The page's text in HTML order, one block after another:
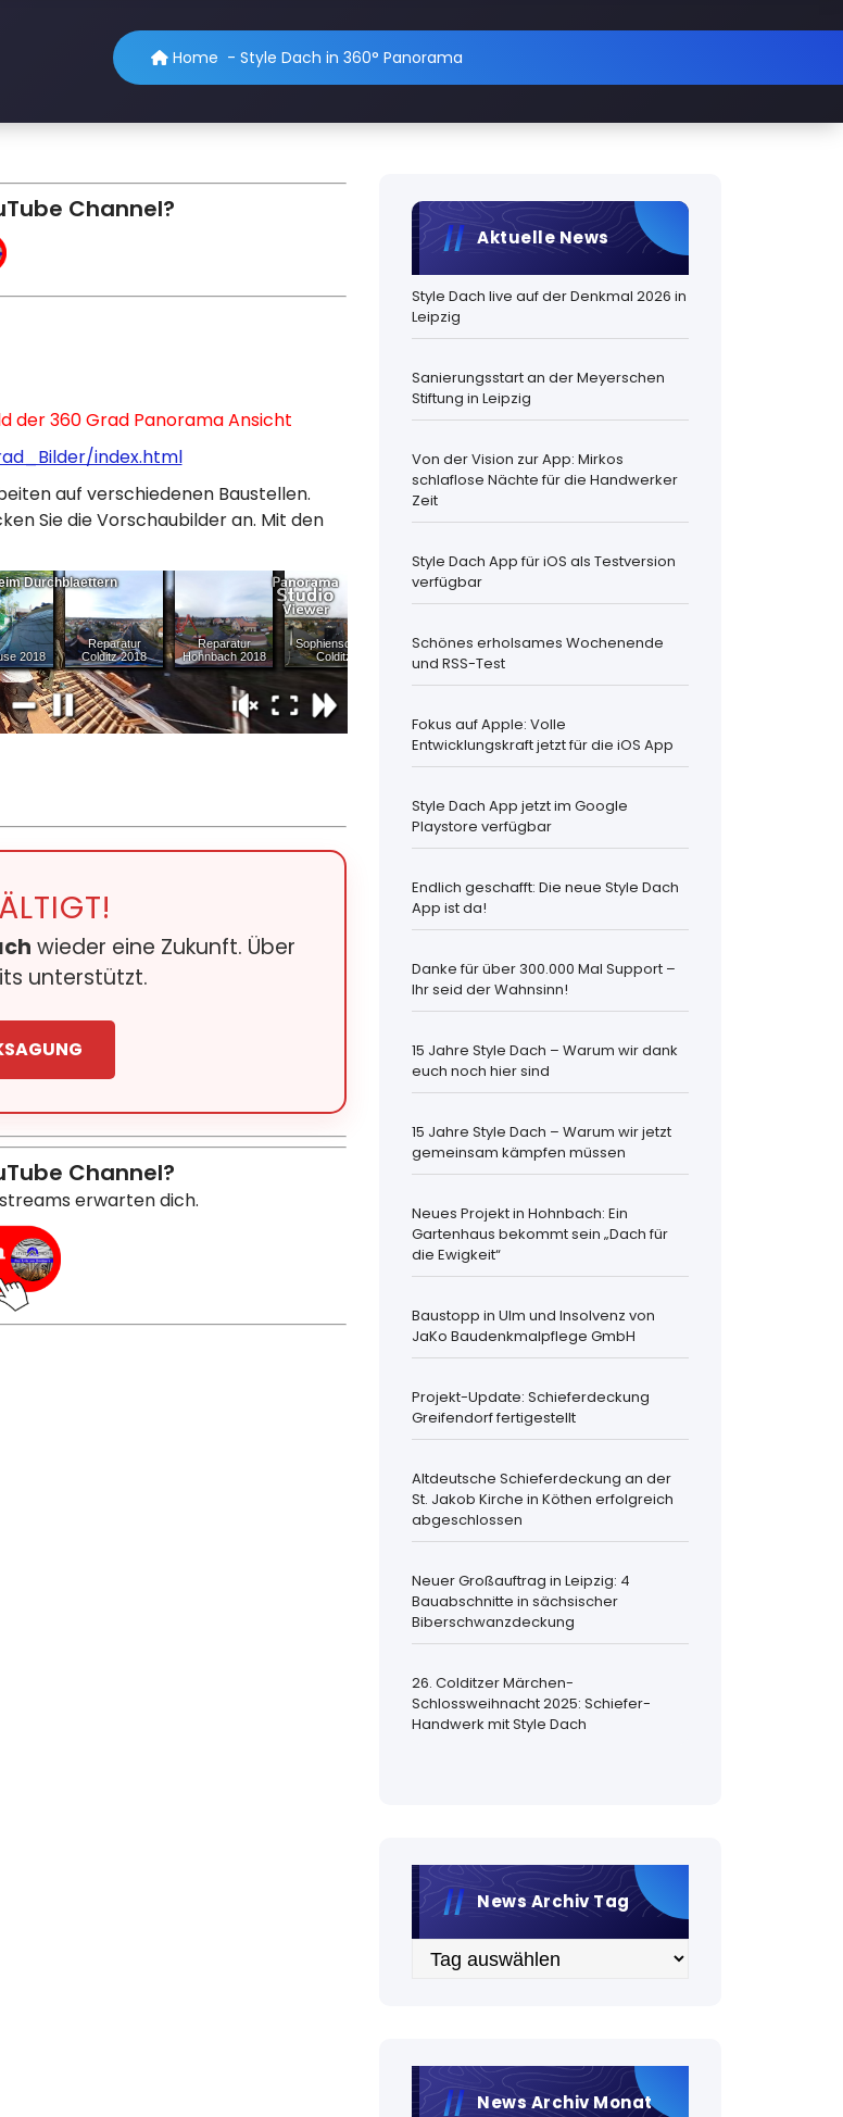
Home - Style Dach in 360° Panorama
Channel?
der 360 Grad Panorama Ansicht
index.html
auf verschiedenen Baustellen.
Sie die Vorschaubilder an. Mit den
wieder eine Zukunft. Über
unterstützt.
Channel?
erwarten dich.
Aktuelle News
Style Dach live auf der Denkmal 2026 in
Leipzig
Sanierungsstart an der Meyerschen
Stiftung in Leipzig
Von der Vision zur App: Mirkos
schlaflose Nächte für die Handwerker
Zeit
Style Dach App für iOS als Testversion
verfügbar
Schönes erholsames Wochenende
und RSS-Test
Fokus auf Apple: Volle
Entwicklungskraft jetzt für die iOS App
Style Dach App jetzt im Google
Playstore verfügbar
Endlich geschafft: Die neue Style Dach
App ist da!
Danke für über 300.000 Mal Support –
Ihr seid der Wahnsinn!
15 Jahre Style Dach – Warum wir dank
euch noch hier sind
15 Jahre Style Dach – Warum wir jetzt
gemeinsam kämpfen müssen
Neues Projekt in Hohnbach: Ein
Gartenhaus bekommt sein „Dach für
die Ewigkeit“
Baustopp in Ulm und Insolvenz von
JaKo Baudenkmalpflege GmbH
Projekt-Update: Schieferdeckung
Greifendorf fertigestellt
Altdeutsche Schieferdeckung an der
St. Jakob Kirche in Köthen erfolgreich
abgeschlossen
Neuer Großauftrag in Leipzig: 4
Bauabschnitte in sächsischer
Biberschwanzdeckung
26. Colditzer Märchen-
Schlossweihnacht 2025: Schiefer-
Handwerk mit Style Dach
News Archiv Tag
Archiv
News Archiv Monat